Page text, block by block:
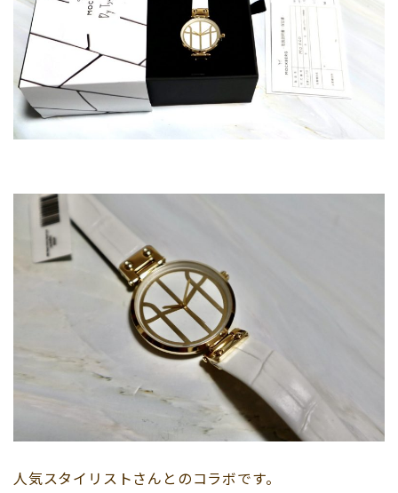
人気スタイリストさんとのコラボです。